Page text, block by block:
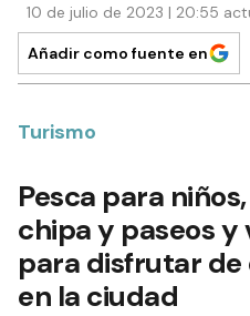
10 de julio de 2023 | 20:55
Añadir como fuente en
Turismo
Pesca para
chipa y paseos y
para disfrutar de
en la ciudad